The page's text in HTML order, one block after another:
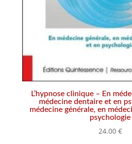
L’hypnose clinique – En
médecine dentaire et en
médecine générale, en
psychologie
24.00 €